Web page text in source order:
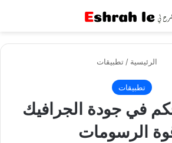
الرئيسية / تطبيقات
تطبيقات
في جودة الجرافيك
الرسومات